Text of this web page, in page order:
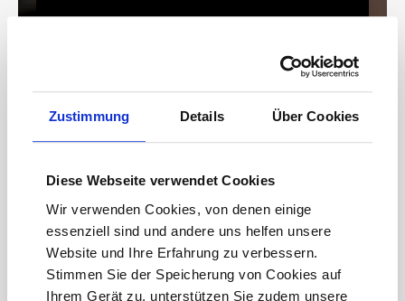
Zustimmung Details Über Cookies
Diese Webseite verwendet Cookies
Wir verwenden Cookies, von denen einige
essenziell sind und andere uns helfen unsere
Website und Ihre Erfahrung zu verbessern.
Stimmen Sie der Speicherung von Cookies auf
Ihrem Gerät zu, unterstützen Sie zudem unsere
15 € Gutschein* sichern!
sich zusätzlich einen 15€ Gutschein* für Ihren
nächsten Einkauf.
Mail-
Adresse*